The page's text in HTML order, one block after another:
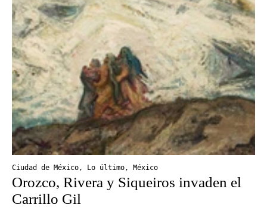
Ciudad de México , Lo último , México
Orozco, Rivera y Siqueiros invaden el
Carrillo Gil